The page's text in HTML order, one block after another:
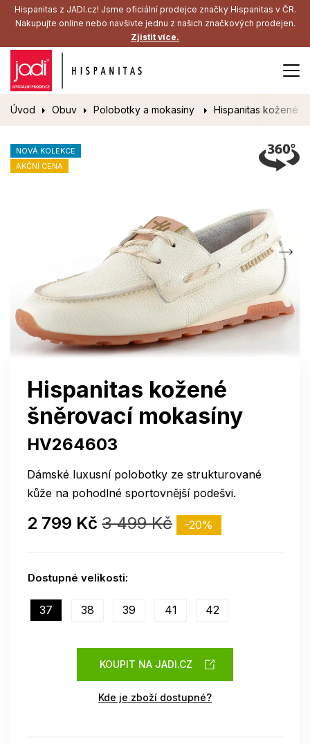
Hispanitas z JADI.cz! Jsme oficiální prodejce značky Hispanitas v ČR.
Nakupujte online nebo navšivte jednu z našich značkových prodejen.
Zjistit více.
Úvod Obuv Polobotky a mokasíny Hispanitas kožené
NOVÁ KOLEKCE
AKČNÍ CENA
Hispanitas kožené
šněrovací mokasíny
HV264603
Dámské luxusní polobotky ze strukturované
kůže na pohodlné sportovnější podešvi.
2 799 Kč 3 499 Kč -20%
Dostupné velikosti:
37 38 39 41 42
KOUPIT NA JADI.CZ
Kde je zboží dostupné?